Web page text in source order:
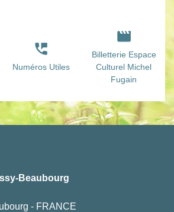
perm_phone_msg
Numéros Utiles
movie
Billetterie Espace
Culturel Michel
Fugain
Beaubourg
- FRANCE